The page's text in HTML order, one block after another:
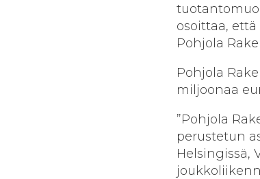
osoittaa,
Pohjola
Pohjola
miljoonaa
”Pohjola
perustetun
Helsingissä,